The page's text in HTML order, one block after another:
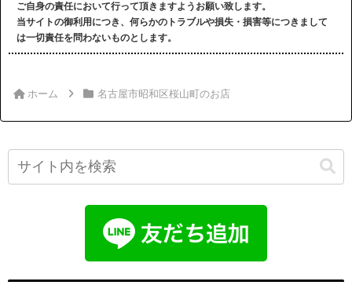
ご自身の責任において行って頂きますようお願い致します。
当サイトの御利用につき、何らかのトラブルや損失・損害等につきまして
は一切責任を問わないものとします。
ホーム 名古屋市昭和区桜山町のお店